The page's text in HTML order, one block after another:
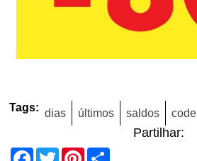
Tags: dias últimos saldos code
Partilhar:
Facebook
TwitterPinterest